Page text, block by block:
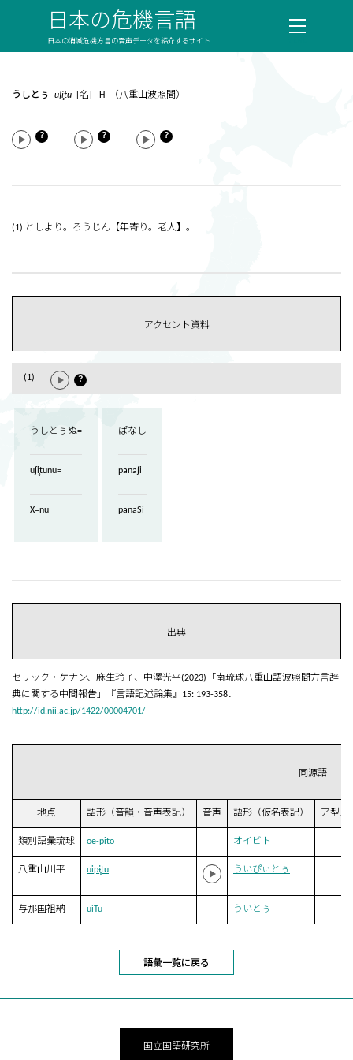
日本の危機言語
日本の消滅危機方言の音声データを紹介するサイト
うしとぅ uʃi̥tu [名] H （八重山波照間）
？ ？ ？
(1) としより。ろうじん【年寄り。老人】。
アクセント資料
(1) ？
うしとぅぬ=
uʃi̥tunu=
X=nu
ぱなし
panaʃi
panaSi
出典
セリック・ケナン、麻生玲子、中澤光平(2023)「南琉球八重山語波照間方言辞
典に関する中間報告」『言語記述論集』15: 193-358．
http://id.nii.ac.jp/1422/00004701/
同源語
地点 語形（音韻・音声表記） 音声 語形（仮名表記） ア型／
類別語彙琉球 oe-pito オイビト
八重山川平 uipɨ̥tu ういぴぃとぅ
与那国祖納 uiTu ういとぅ
語彙一覧に戻る
国立国語研究所